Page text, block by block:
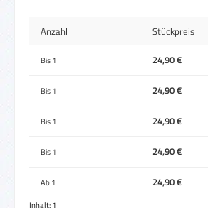
Anzahl Stückpreis
Bis1 24,90 €
Bis1 24,90 €
Bis1 24,90 €
Bis1 24,90 €
Ab1 24,90 €
Inhalt:1